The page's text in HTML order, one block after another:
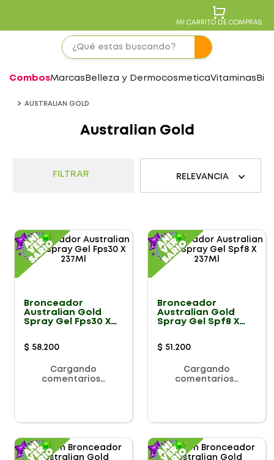
MI CARRITO DE COMPRAS
CombosMarcas Belleza y DermocosmeticaVitaminas
AUSTRALIAN GOLD
Australian Gold
FILTRAR RELEVANCIA
Bronceador
Australian Gold
Spray Gel Fps30 X
$ 58.200
Cargando
comentarios…
Bronceador
Australian Gold
Spray Gel Spf8 X
$ 51 .200
Cargando
comentarios…